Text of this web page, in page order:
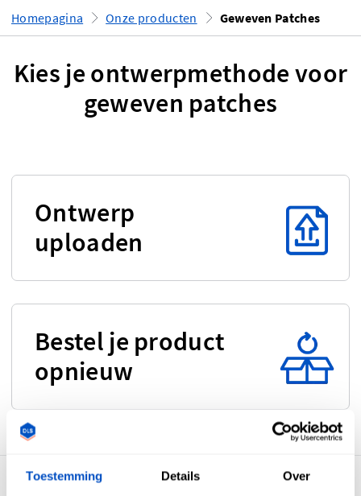
Toestemming Details Over
Homepagina Onze producten Geweven Patches
Kies je ontwerpmethode voor
geweven patches
Ontwerp
uploaden
Bestel je product
opnieuw